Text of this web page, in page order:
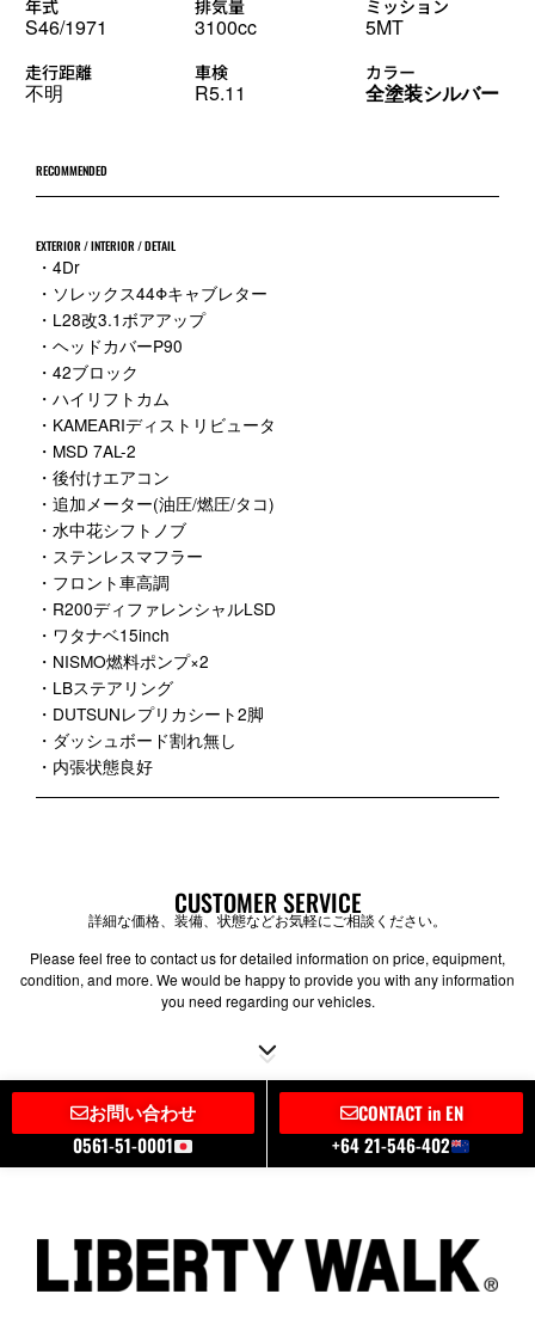
年式
S46/1971
排気量
3100cc
ミッション
5MT
走行距離
不明
車検
R5.11
カラー
全塗装シルバー
RECOMMENDED
EXTERIOR / INTERIOR / DETAIL
・4Dr
・ソレックス44Φキャブレター
・L28改3.1ボアアップ
・ヘッドカバーP90
・42ブロック
・ハイリフトカム
・KAMEARIディストリビュータ
・MSD 7AL-2
・後付けエアコン
・追加メーター(油圧/燃圧/タコ)
・水中花シフトノブ
・ステンレスマフラー
・フロント車高調
・R200ディファレンシャルLSD
・ワタナベ15inch
・NISMO燃料ポンプ×2
・LBステアリング
・DUTSUNレプリカシート2脚
・ダッシュボード割れ無し
・内張状態良好
CUSTOMER SERVICE
詳細な価格、装備、状態などお気軽にご相談ください。
Please feel free to contact us for detailed information on price, equipment,
condition, and more. We would be happy to provide you with any information
you need regarding our vehicles.
お問い合わせ
0561-51-0001
CONTACT in EN
+64 21-546-402